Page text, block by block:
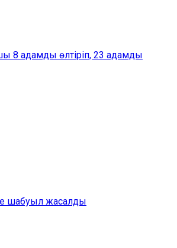
8 адамды өлтіріп, 23 адамды
шабуыл жасалды